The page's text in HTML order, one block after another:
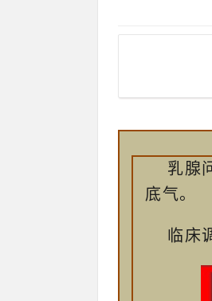
乳腺
底气。
临床